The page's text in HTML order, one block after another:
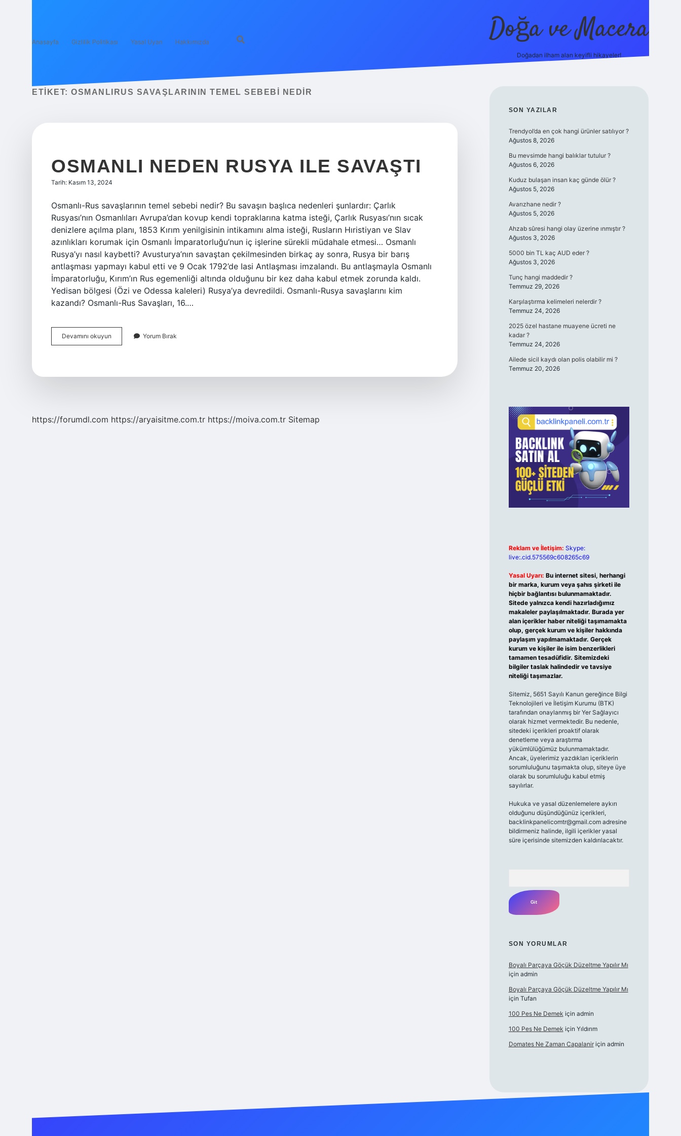
Anasayfa Gizlilik Politikası Yasal Uyarı Hakkımızda Doğa ve Macera
Doğadan ilham alan keyifli hikayeler!
ETIKET: OSMANLIRUS SAVAŞLARININ TEMEL SEBEBI NEDIR
OSMANLI NEDEN RUSYA ILE SAVAŞTI
Tarih: Kasım 13, 2024
Osmanlı-Rus savaşlarının temel sebebi nedir? Bu savaşın başlıca nedenleri şunlardır: Çarlık
Rusyası’nın Osmanlıları Avrupa’dan kovup kendi topraklarına katma isteği, Çarlık Rusyası’nın sıcak
denizlere açılma planı, 1853 Kırım yenilgisinin intikamını alma isteği, Rusların Hıristiyan ve Slav
azınlıkları korumak için Osmanlı İmparatorluğu’nun iç işlerine sürekli müdahale etmesi… Osmanlı
Rusya’yı nasıl kaybetti? Avusturya’nın savaştan çekilmesinden birkaç ay sonra, Rusya bir barış
antlaşması yapmayı kabul etti ve 9 Ocak 1792’de Iasi Antlaşması imzalandı. Bu antlaşmayla Osmanlı
İmparatorluğu, Kırım’ın Rus egemenliği altında olduğunu bir kez daha kabul etmek zorunda kaldı.
Yedisan bölgesi (Özi ve Odessa kaleleri) Rusya’ya devredildi. Osmanlı-Rusya savaşlarını kim
kazandı? Osmanlı-Rus Savaşları, 16.…
Devamını okuyun
Neden
Yorum Bırak
https://forumdl.com https://aryaisitme.com.tr https://moiva.com.tr Sitemap
SIDEBAR
SON YAZILAR
Trendyol’da en çok hangi ürünler satılıyor ?
Ağustos 8, 2026
Bu mevsimde hangi balıklar tutulur ?
Ağustos 6, 2026
Kuduz bulaşan insan kaç günde ölür ?
Ağustos 5, 2026
Avarızhane nedir ?
Ağustos 5, 2026
Ahzab sûresi hangi olay üzerine ınmıştır ?
Ağustos 3, 2026
5000 bin TL kaç AUD eder ?
Ağustos 3, 2026
Tunç hangi maddedir ?
Temmuz 29, 2026
Karşılaştırma kelimeleri nelerdir ?
Temmuz 24, 2026
2025 özel hastane muayene ücreti ne
kadar ?
Temmuz 24, 2026
Ailede sicil kaydı olan polis olabilir mi ?
Temmuz 20, 2026
Reklam ve İletişim: Skype:
live:.cid.575569c608265c69
Yasal Uyarı: Bu internet sitesi, herhangi
bir marka, kurum veya şahıs şirketi ile
hiçbir bağlantısı bulunmamaktadır.
Sitede yalnızca kendi hazırladığımız
makaleler paylaşılmaktadır. Burada yer
alan içerikler haber niteliği taşımamakta
olup, gerçek kurum ve kişiler hakkında
paylaşım yapılmamaktadır. Gerçek
kurum ve kişiler ile isim benzerlikleri
tamamen tesadüfidir. Sitemizdeki
bilgiler taslak halindedir ve tavsiye
niteliği taşımazlar.
Sitemiz, 5651 Sayılı Kanun gereğince Bilgi
Teknolojileri ve İletişim Kurumu (BTK)
tarafından onaylanmış bir Yer Sağlayıcı
olarak hizmet vermektedir. Bu nedenle,
sitedeki içerikleri proaktif olarak
denetleme veya araştırma
yükümlülüğümüz bulunmamaktadır.
Ancak, üyelerimiz yazdıkları içeriklerin
sorumluluğunu taşımakta olup, siteye üye
olarak bu sorumluluğu kabul etmiş
sayılırlar.
Hukuka ve yasal düzenlemelere aykırı
olduğunu düşündüğünüz içerikleri,
backlinkpanelicomtr@gmail.comadresine
bildirmeniz halinde, ilgili içerikler yasal
süre içerisinde sitemizden kaldırılacaktır.
SON YORUMLAR
Boyalı Parçaya Göçük Düzeltme Yapılır Mı
için admin
Boyalı Parçaya Göçük Düzeltme Yapılır Mı
için Tufan
100 Pes Ne Demek için admin
100 Pes Ne Demek için Yıldırım
Domates Ne Zaman Capalaniriçin admin